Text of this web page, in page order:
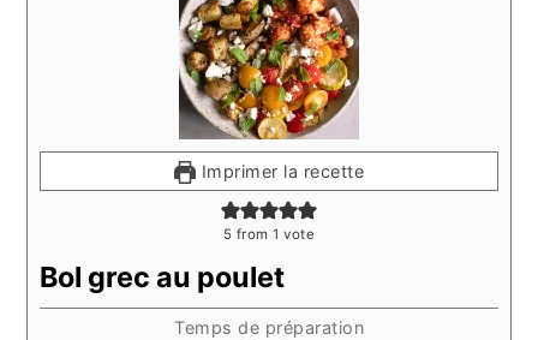
Imprimer la recette
5 from 1 vote
Bol grec au poulet
Temps de préparation